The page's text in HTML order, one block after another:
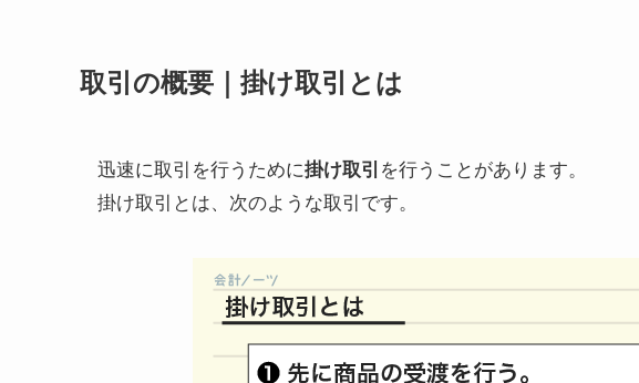
取引の概要｜掛け取引とは
迅速に取引を行うために掛け取引 を行うことがあります。
掛け取引とは、次のような取引です。